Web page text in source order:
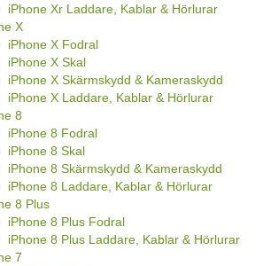
iPhone Xr Laddare, Kablar & Hörlurar
X
iPhone X Fodral
iPhone X Skal
iPhone X Skärmskydd & Kameraskydd
iPhone X Laddare, Kablar & Hörlurar
8
iPhone 8 Fodral
iPhone 8 Skal
iPhone 8 Skärmskydd & Kameraskydd
iPhone 8 Laddare, Kablar & Hörlurar
8 Plus
iPhone 8 Plus Fodral
iPhone 8 Plus Laddare, Kablar & Hörlurar
7